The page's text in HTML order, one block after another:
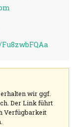
wir ggf.
Der Link führt
Verfügbarkeit